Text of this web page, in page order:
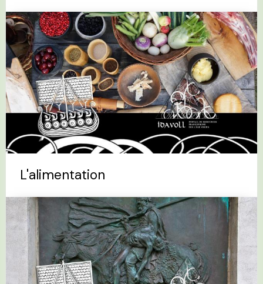
L'alimentation